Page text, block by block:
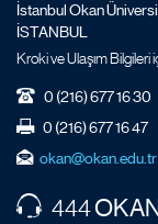
İstanbul Okan
İSTANBUL
Kroki ve Ulaşım Bilgileri
0 (216) 677 16 30
0 (216) 677 16 47
okan@okan.edu.tr
444